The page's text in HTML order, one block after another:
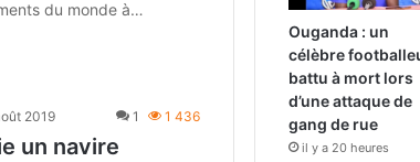
du monde à…
2019 1 1 436
un navire
Ouganda : un
célèbre
battu à mort lors
d’une attaque de
gang de rue
il y a 20 heures